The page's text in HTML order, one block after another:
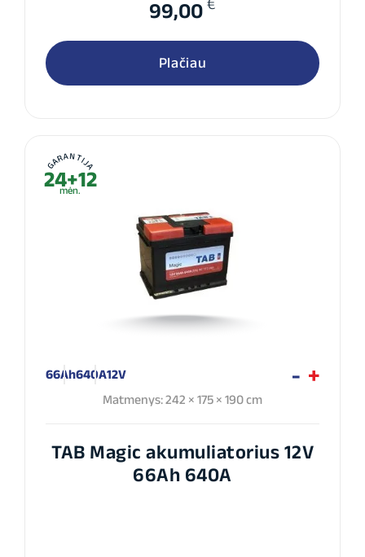
99,00 €
Plačiau
GARANTIJA
24+12
mėn.
66Ah640A12V
Matmenys: 242 × 175 × 190 cm
TAB Magic akumuliatorius 12V
66Ah 640A